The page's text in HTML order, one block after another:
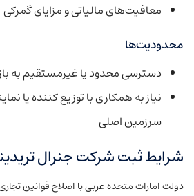
معافیت‌های مالیاتی و مزایای گمرکی
محدودیت‌ها
دسترسی محدود یا غیرمستقیم به
نیاز به همکاری با توزیع کننده یا
سرزمین اصلی
شرایط ثبت شرکت جنرال
دولت امارات متحده عربی با اصلاح قوانین